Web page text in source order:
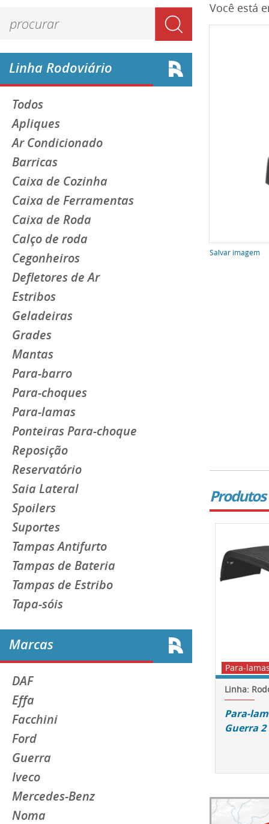
Linha Rodoviário
Todos
Apliques
Ar Condicionado
Barricas
Caixa de Cozinha
Caixa de Ferramentas
Caixa de Roda
Calço de roda
Cegonheiros
Defletores de Ar
Estribos
Geladeiras
Grades
Mantas
Para-barro
Para-choques
Para-lamas
Ponteiras Para-choque
Reposição
Reservatório
Saia Lateral
Spoilers
Suportes
Tampas Antifurto
Tampas de Bateria
Tampas de Estribo
Tapa-sóis
Marcas
DAF
Effa
Facchini
Ford
Guerra
Iveco
Mercedes-Benz
Noma
Você está
Salvar imagem
Produtos
Linha:
Para-
Guerra 2
Para-